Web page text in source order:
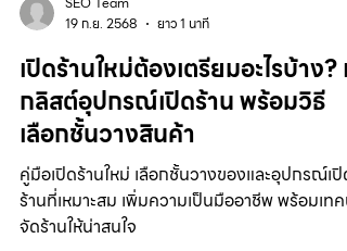
SEO Team
19 ก.ย. 2568
ยาว 1 นาที
เปิดร้านใหม่ต้องเตรียมอะไรบ้าง? เช็
กลิสต์อุปกรณ์เปิดร้าน พร้อมวิธี
เลือกชั้นวางสินค้า